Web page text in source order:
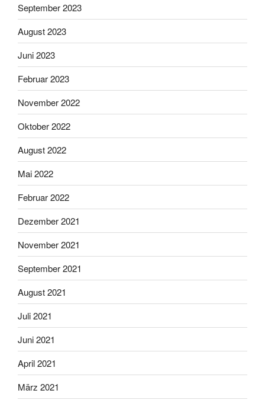
September 2023
August 2023
Juni 2023
Februar 2023
November 2022
Oktober 2022
August 2022
Mai 2022
Februar 2022
Dezember 2021
November 2021
September 2021
August 2021
Juli 2021
Juni 2021
April 2021
März 2021